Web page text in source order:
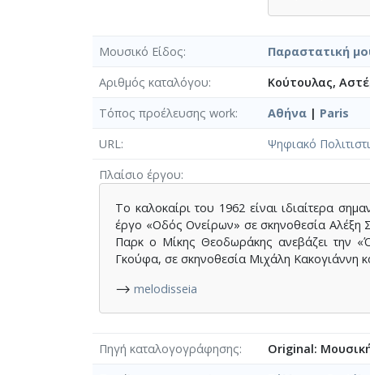
Μουσικό Είδος Παραστατική
Αριθμός καταλόγου
Κούτουλας,
Τόπος προέλευσης work
Αθήνα | Paris
URL
Ψηφιακό
Πλαίσιο έργου
Το καλοκαίρι του 1962 είναι ιδιαίτερα
έργο «Οδός Ονείρων» σε σκηνοθεσία Αλέξη
Παρκ ο Μίκης Θεοδωράκης ανεβάζει την
Γκούφα, σε σκηνοθεσία Μιχάλη Κακογιάννη
⟶melodisseia
Πηγή καταλογογράφησης
Original: